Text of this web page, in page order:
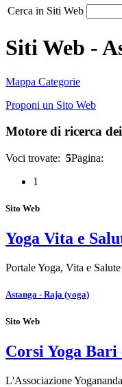
Cerca in Siti Web
Siti Web -
Mappa Categorie
Proponi un Sito Web
Motore di ricerca
Voci trovate: 5Pagina:
1
Sito Web
Yoga Vita e
Portale Yoga, Vita e
Astanga - Raja (yoga)
Sito Web
Corsi Yoga Bari
L'Associazione